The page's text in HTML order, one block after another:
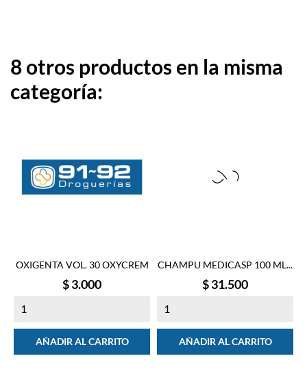
8 otros productos en la misma
categoría:
OXIGENTA VOL. 30 OXYCREM
Precio
$ 3.000
AÑADIR AL CARRITO
CHAMPU MEDICASP 100 ML...
Precio
$ 31.500
AÑADIR AL CARRITO